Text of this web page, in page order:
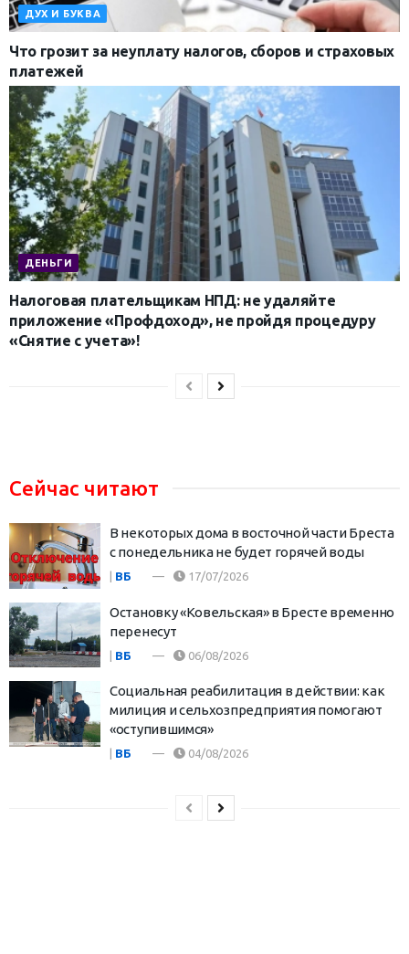
ДУХ И БУКВА
Что грозит за неуплату налогов, сборов и страховых
платежей
ДЕНЬГИ
Налоговая плательщикам НПД: не удаляйте
приложение «Профдоход», не пройдя процедуру
«Снятие с учета»!
Сейчас читают
В некоторых дома в восточной части Бреста
с понедельника не будет горячей воды
ВБ 17/07/2026
Остановку «Ковельская» в Бресте временно
перенесут
| ВБ 06/08/2026
Социальная реабилитация в действии: как
милиция и сельхозпредприятия помогают
«оступившимся»
ВБ 04/08/2026